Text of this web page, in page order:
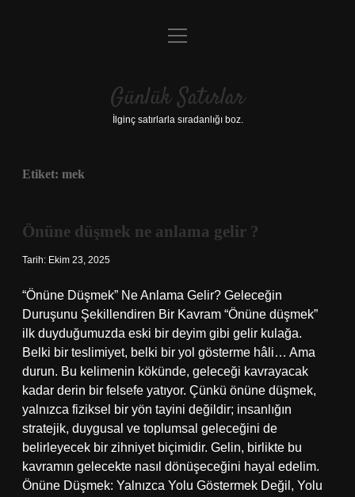
Anasayfa
Yasal Uyarı
menüyü
Günlük Satırlar
İlginç satırlarla sıradanlığı boz.
Etiket: mek
Önüne düşmek ne anlama gelir ?
Tarih: Ekim 23, 2025
“Önüne Düşmek” Ne Anlama Gelir? Geleceğin
Duruşunu Şekillendiren Bir Kavram “Önüne düşmek”
ilk duyduğumuzda eski bir deyim gibi gelir kulağa.
Belki bir teslimiyet, belki bir yol gösterme hâli… Ama
durun. Bu kelimenin kökünde, geleceği kavrayacak
kadar derin bir felsefe yatıyor. Çünkü önüne düşmek,
yalnızca fiziksel bir yön tayini değildir; insanlığın
stratejik, duygusal ve toplumsal geleceğini de
belirleyecek bir zihniyet biçimidir. Gelin, birlikte bu
kavramın gelecekte nasıl dönüşeceğini hayal edelim.
Önüne Düşmek: Yalnızca Yolu Göstermek Değil, Yolu